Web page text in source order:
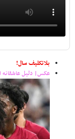
بلاتکلیف سال!
عکس‌| دلیل